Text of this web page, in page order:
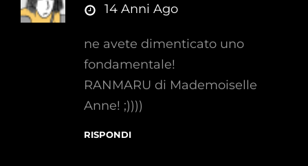
says:14 Anni Ago
ne avete dimenticato uno
fondamentale!
RANMARU di Mademoiselle
Anne! ;))))
RISPONDI